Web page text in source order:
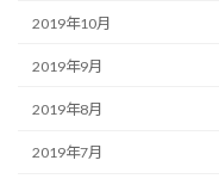
2019年10月
2019年9月
2019年8月
2019年7月